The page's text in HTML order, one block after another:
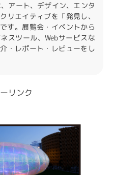
アート、デザイン、エンタ
リエイティブを「発見し、
す。展覧会・イベントから
スツール、Webサービスな
・レポート・レビューをし
リンク